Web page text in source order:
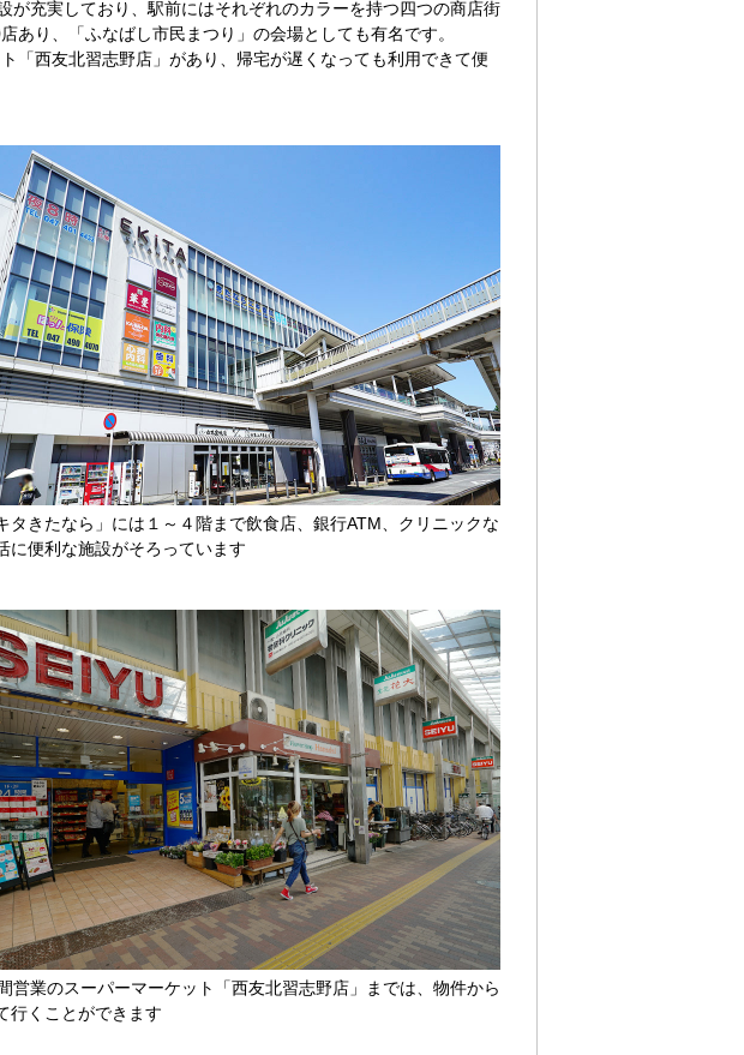
が充実しており、駅前にはそれぞれのカラーを持つ四つの商店街
り、「ふなばし市民まつり」の会場としても有名です。
「西友北習志野店」があり、帰宅が遅くなっても利用できて便
タきたなら」には１～４階まで飲食店、銀行ATM、クリニックな
に便利な施設がそろっています
営業のスーパーマーケット「西友北習志野店」までは、物件から
行くことができます